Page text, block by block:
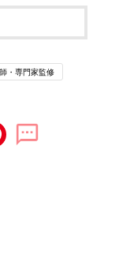
・専門家監修